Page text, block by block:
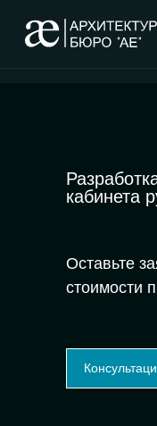
кабинета
Оставьте
стоимости